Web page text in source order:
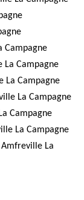
Campagne
La Campagne
La Campagne
La Campagne
Campagne
La Campagne
La